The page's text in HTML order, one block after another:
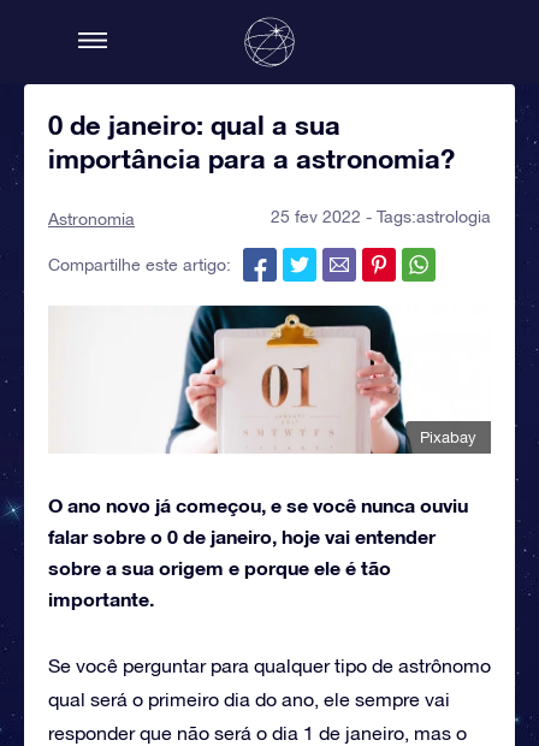
0 de janeiro: qual a sua
importância para a astronomia?
Astronomia 25 fev 2022 - Tags:astrologia
Compartilhe este artigo:
Pixabay
O ano novo já começou, e se você nunca ouviu
falar sobre o 0 de janeiro, hoje vai entender
sobre a sua origem e porque ele é tão
importante.
Se você perguntar para qualquer tipo de astrônomo
qual será o primeiro dia do ano, ele sempre vai
responder que não será o dia 1 de janeiro, mas o